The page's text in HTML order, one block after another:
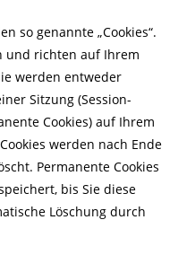
so genannte „Cookies“.
und richten auf Ihrem
werden entweder
Sitzung (Session-
Cookies) auf Ihrem
werden nach Ende
Permanente Cookies
bis Sie diese
Löschung durch